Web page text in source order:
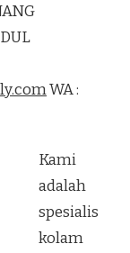
WA :
Kami
adalah
spesialis
kolam